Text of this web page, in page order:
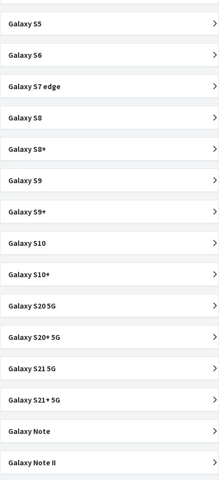
Galaxy S5
Galaxy S6
Galaxy S7 edge
Galaxy S8
Galaxy S8+
Galaxy S9
Galaxy S9+
Galaxy S10
Galaxy S10+
Galaxy S20 5G
Galaxy S20+ 5G
Galaxy S21 5G
Galaxy S21+ 5G
Galaxy Note
Galaxy Note II